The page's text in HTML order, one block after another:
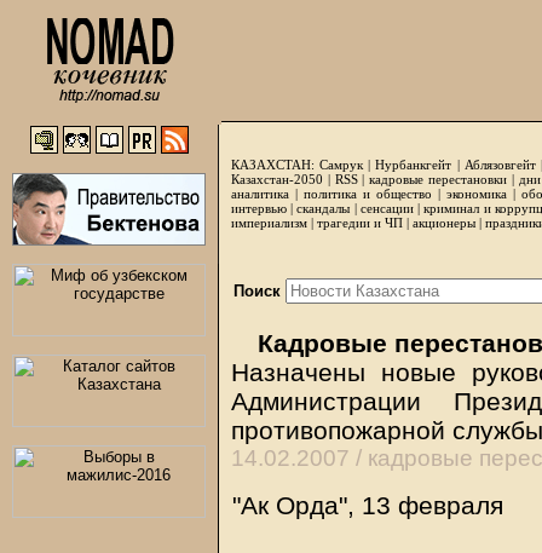
КАЗАХСТАН: Самрук |Нурбанкгейт | Аблязовгейт
Казахстан-2050 | RSS|кадровые перестановки|
аналитика | политика и общество | экономика |
интервью |скандалы | сенсации|криминал и
империализм | трагедии и ЧП | акционеры |
Поиск
Кадровые
Назначены новые
Администрации
противопожарной
14.02.2007 / кадровые
"Ак Орда", 13 февраля